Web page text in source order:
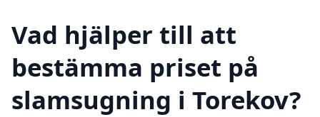
Vad hjälper till att
bestämma priset på
slamsugning i Torekov?